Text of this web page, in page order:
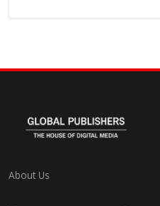
About Us